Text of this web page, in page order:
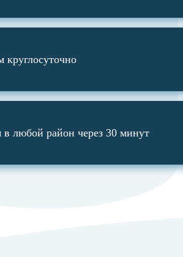
круглосуточно
в любой район через 30 минут